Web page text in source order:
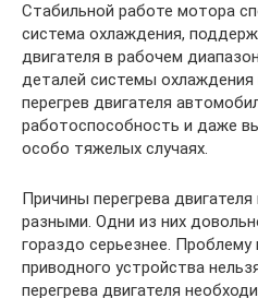
Стабильной работе мотора
система охлаждения,
двигателя в рабочем
деталей системы охлаждения
перегрев двигателя
работоспособность и даже
особо тяжелых случаях.
Причины перегрева
разными. Одни из них
гораздо серьезнее.
приводного устройства
перегрева двигателя